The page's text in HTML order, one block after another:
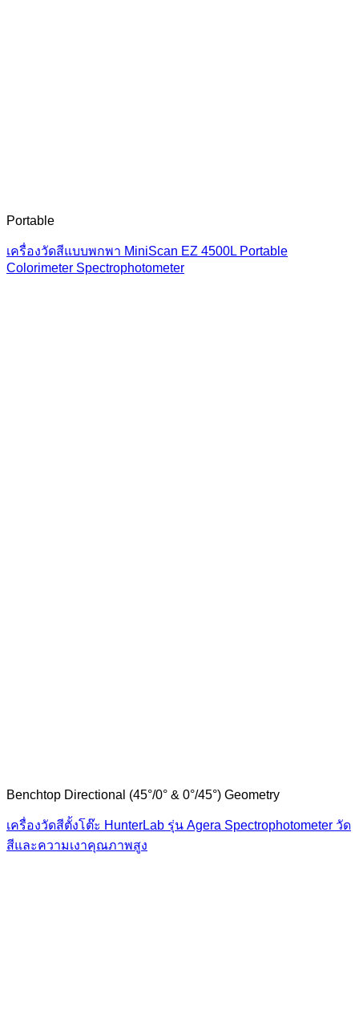
Portable
เครื่องวัดสีแบบพกพา MiniScan EZ 4500L Portable
Colorimeter Spectrophotometer
Benchtop Directional (45°/0° & 0°/45°) Geometry
เครื่องวัดสีตั้งโต๊ะ HunterLab รุ่น Agera Spectrophotometer วัด
สีและความเงาคุณภาพสูง